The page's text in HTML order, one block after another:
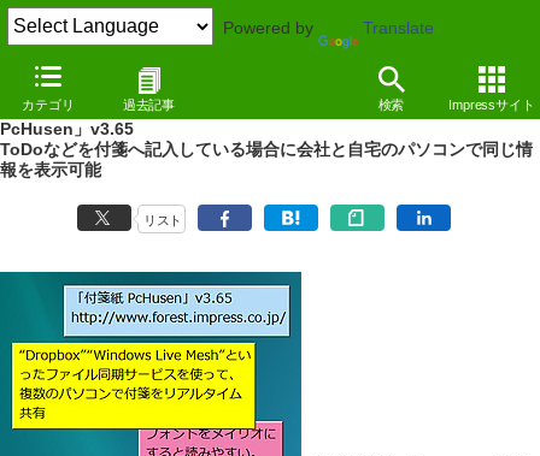
Powered by Translate
カテゴリ 過去記事 検索 Impressサイト
NEWS（10/10/26 14:19）
“Dropbox”などを使って複数PCで付箋を共有可能になった「付箋紙
PcHusen」v3.65
ToDoなどを付箋へ記入している場合に会社と自宅のパソコンで同じ情
報を表示可能
リスト